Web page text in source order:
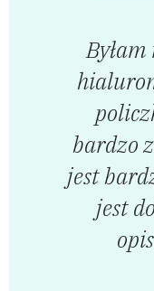
bardzo
jest
jest